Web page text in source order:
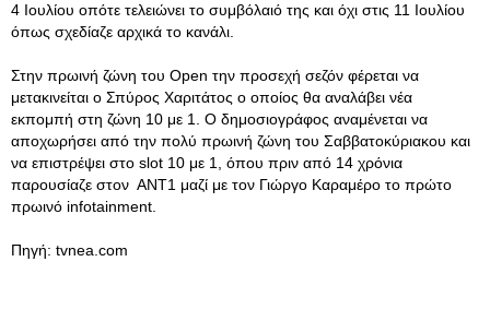
4 Ιουλίου οπότε τελειώνει το συμβόλαιό της και όχι στις 11 Ιουλίου
όπως σχεδίαζε αρχικά το κανάλι.
Στην πρωινή ζώνη του Open την προσεχή σεζόν φέρεται να
μετακινείται ο Σπύρος Χαριτάτος ο οποίος θα αναλάβει νέα
εκπομπή στη ζώνη 10 με 1. Ο δημοσιογράφος αναμένεται να
αποχωρήσει από την πολύ πρωινή ζώνη του Σαββατοκύριακου και
να επιστρέψει στο slot 10 με 1, όπου πριν από 14 χρόνια
παρουσίαζε στον ΑΝΤ1 μαζί με τον Γιώργο Καραμέρο το πρώτο
πρωινό infotainment.
Πηγή: tvnea.com